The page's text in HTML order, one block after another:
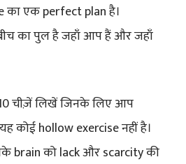
का एक perfect plan है।
का पुल है जहाँ आप हैं और जहाँ
चीज़ें लिखें जिनके लिए आप
कोई hollow exercise नहीं है।
brain को lack और scarcity की